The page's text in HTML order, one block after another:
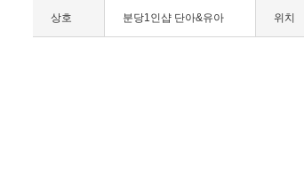
상호 분당1인샵 단아&유아 위치